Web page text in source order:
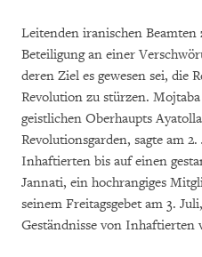
Leitenden iranischen
Beteiligung an einer
deren Ziel es gewesen sei, die
Revolution zu stürzen.
geistlichen Oberhaupts
Revolutionsgarden, sagte am
Inhaftierten bis auf einen
Jannati, ein hochrangiges
seinem Freitagsgebet am 3.
Geständnisse von Inhaftierten